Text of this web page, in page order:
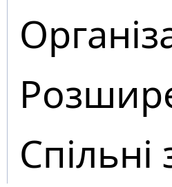
Спільні